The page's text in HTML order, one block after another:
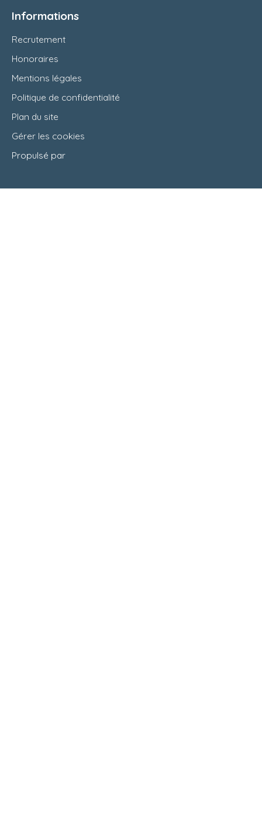
Informations
Recrutement
Honoraires
Mentions légales
Politique de confidentialité
Plan du site
Gérer les cookies
Propulsé par